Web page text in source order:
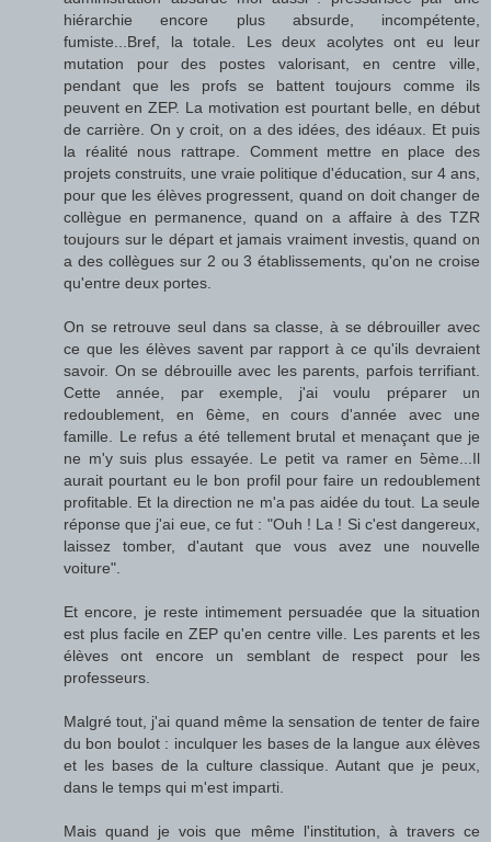
hiérarchie encore plus absurde, incompétente,
fumiste...Bref, la totale. Les deux acolytes ont eu leur
mutation pour des postes valorisant, en centre ville,
pendant que les profs se battent toujours comme ils
peuvent en ZEP. La motivation est pourtant belle, en début
de carrière. On y croit, on a des idées, des idéaux. Et puis
la réalité nous rattrape. Comment mettre en place des
projets construits, une vraie politique d'éducation, sur 4 ans,
pour que les élèves progressent, quand on doit changer de
collègue en permanence, quand on a affaire à des TZR
toujours sur le départ et jamais vraiment investis, quand on
a des collègues sur 2 ou 3 établissements, qu'on ne croise
qu'entre deux portes.
On se retrouve seul dans sa classe, à se débrouiller avec
ce que les élèves savent par rapport à ce qu'ils devraient
savoir. On se débrouille avec les parents, parfois terrifiant.
Cette année, par exemple, j'ai voulu préparer un
redoublement, en 6ème, en cours d'année avec une
famille. Le refus a été tellement brutal et menaçant que je
ne m'y suis plus essayée. Le petit va ramer en 5ème...Il
aurait pourtant eu le bon profil pour faire un redoublement
profitable. Et la direction ne m'a pas aidée du tout. La seule
réponse que j'ai eue, ce fut : "Ouh ! La ! Si c'est dangereux,
laissez tomber, d'autant que vous avez une nouvelle
voiture".
Et encore, je reste intimement persuadée que la situation
est plus facile en ZEP qu'en centre ville. Les parents et les
élèves ont encore un semblant de respect pour les
professeurs.
Malgré tout, j'ai quand même la sensation de tenter de faire
du bon boulot : inculquer les bases de la langue aux élèves
et les bases de la culture classique. Autant que je peux,
dans le temps qui m'est imparti.
Mais quand je vois que même l'institution, à travers ce